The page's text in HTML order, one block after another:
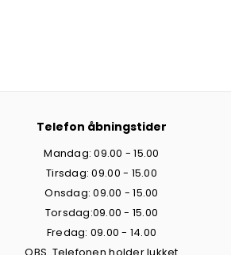
Telefon åbningstider
Mandag: 09.00 - 15.00
Tirsdag: 09.00 - 15.00
Onsdag: 09.00 - 15.00
Torsdag:09.00 - 15.00
Fredag: 09.00 - 14.00